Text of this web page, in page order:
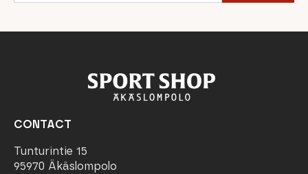
CONTACT
Tunturintie 15
95970 Äkäslompolo